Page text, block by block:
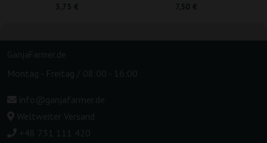
3,75 €
7,50 €
GanjaFarmer.de
Montag - Freitag / 08:00 - 16:00
info@ganjafarmer.de
Weltweiter Versand
+48 731 111 420